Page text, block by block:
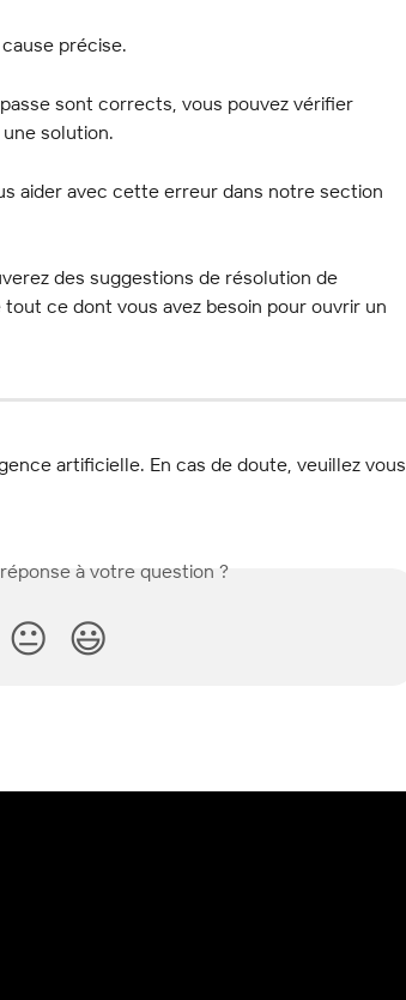
précise.
sont corrects, vous pouvez vérifier
solution.
aider avec cette erreur dans notre section
des suggestions de résolution de
ce dont vous avez besoin pour ouvrir un
artificielle. En cas de doute, veuillez vous
à votre question ?
😐 😃